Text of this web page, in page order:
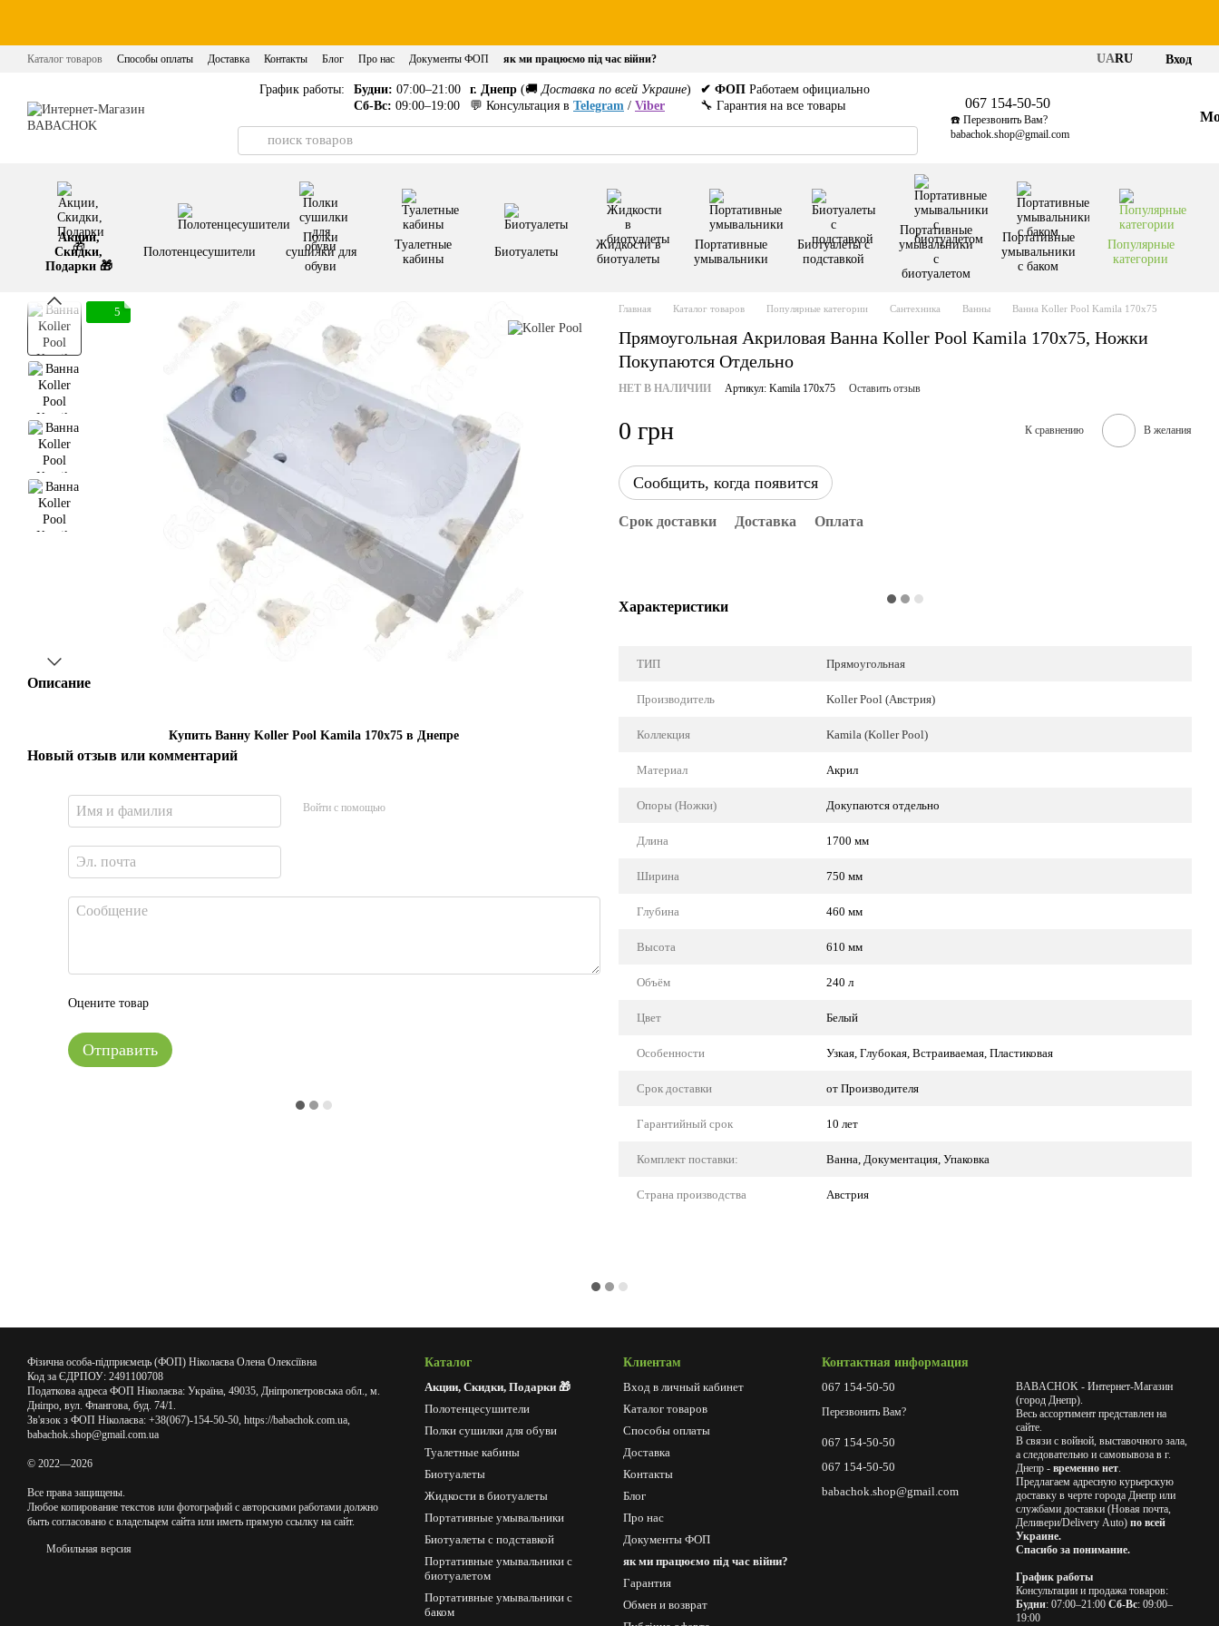
Каталог товаров Способы оплаты Доставка Контакты Блог Про нас Документы ФОП як ми працюємо під час війни? UARU Вход
График работы: Будни: 07:00–21:00
Сб-Вс: 09:00–19:00
г. Днепр (🚚 Доставка по всей Украине)
💬 Консультация в Telegram / Viber
✔ ФОП Работаем официально
🔧 Гарантия на все товары
067 154-50-50
☎️ Перезвонить Вам?
babachok.shop@gmail.com
Акции,
Скидки,
Подарки 🎁
Полотенцесушители
Полки
сушилки для
обуви
Туалетные
кабины
Биотуалеты
Жидкости в
биотуалеты
Портативные
умывальники
Биотуалеты с
подставкой
Портативные
умывальники
с
биотуалетом
Портативные
умывальники
с баком
Популярные
категории
5
Описание
Купить Ванну Koller Pool Kamila 170x75 в Днепре
Новый отзыв или комментарий
Войти с помощью
Оцените товар
Отправить
Главная Каталог товаров Популярные категории Сантехника Ванны Ванна Koller Pool Kamila 170x75
Прямоугольная Акриловая Ванна Koller Pool Kamila 170x75, Ножки
Покупаются Отдельно
НЕТ В НАЛИЧИИ Артикул: Kamila 170x75 Оставить отзыв
0 грн К сравнению В желания
Сообщить, когда появится
Срок доставки Доставка Оплата
Характеристики
ТИП Прямоугольная
Производитель Koller Pool (Австрия)
Коллекция Kamila (Koller Pool)
Материал Акрил
Опоры (Ножки) Докупаются отдельно
Длина 1700 мм
Ширина 750 мм
Глубина 460 мм
Высота 610 мм
Объём 240 л
Цвет Белый
Особенности Узкая, Глубокая, Встраиваемая, Пластиковая
Срок доставки от Производителя
Гарантийный срок 10 лет
Комплект поставки: Ванна, Документация, Упаковка
Страна производства Австрия
Фізична особа-підприємець (ФОП) Ніколаєва Олена Олексіївна
Код за ЄДРПОУ: 2491100708
Податкова адреса ФОП Ніколаєва: Україна, 49035, Дніпропетровська обл., м.
Дніпро, вул. Флангова, буд. 74/1.
Зв'язок з ФОП Ніколаєва: +38(067)-154-50-50, https://babachok.com.ua,
babachok.shop@gmail.com.ua
© 2022—2026
Все права защищены.
Любое копирование текстов или фотографий с авторскими работами должно
быть согласовано с владельцем сайта или иметь прямую ссылку на сайт.
Мобильная версия
Каталог
Акции, Скидки, Подарки 🎁
Полотенцесушители
Полки сушилки для обуви
Туалетные кабины
Биотуалеты
Жидкости в биотуалеты
Портативные умывальники
Биотуалеты с подставкой
Портативные умывальники с
биотуалетом
Портативные умывальники с
баком
Клиентам
Вход в личный кабинет
Каталог товаров
Способы оплаты
Доставка
Контакты
Блог
Про нас
Документы ФОП
як ми працюємо під час війни?
Гарантия
Обмен и возврат
Контактная информация
067 154-50-50
Перезвонить Вам?
067 154-50-50
067 154-50-50
babachok.shop@gmail.com
BABACHOK - Интернет-Магазин
(город Днепр).
Весь ассортимент представлен на
сайте.
В связи с войной, выставочного зала,
а следовательно и самовывоза в г.
Днепр - временно нет.
Предлагаем адресную курьерскую
доставку в черте города Днепр или
службами доставки (Новая почта,
Деливери/Delivery Auto) по всей
Украине.
Спасибо за понимание.
График работы
Консультации и продажа товаров:
Будни: 07:00–21:00 Сб-Вс: 09:00–
19:00